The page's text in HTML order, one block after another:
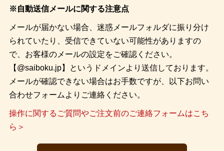
※自動送信メールに関する注意点
メールが届かない場合、迷惑メールフォルダに振り分け
られていたり、受信できていない可能性がありますの
で、お客様のメールの設定をご確認ください。
【@saiboku.jp】というドメインより送信しております。
メールが確認できない場合はお手数ですが、以下お問い
合わせフォームよりご連絡ください。
操作に関するご質問やご注文前のご連絡フォームはこち
ら＞